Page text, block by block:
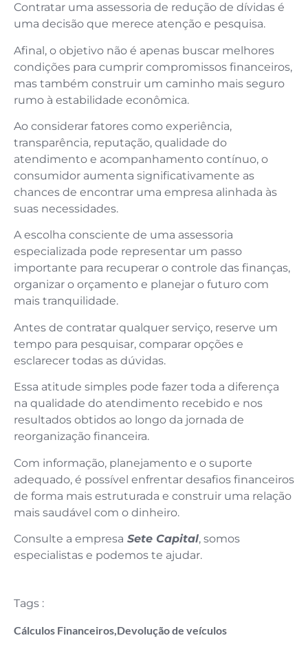
Contratar uma assessoria de redução de dívidas é
uma decisão que merece atenção e pesquisa.
Afinal, o objetivo não é apenas buscar melhores
condições para cumprir compromissos financeiros,
mas também construir um caminho mais seguro
rumo à estabilidade econômica.
Ao considerar fatores como experiência,
transparência, reputação, qualidade do
atendimento e acompanhamento contínuo, o
consumidor aumenta significativamente as
chances de encontrar uma empresa alinhada às
suas necessidades.
A escolha consciente de uma assessoria
especializada pode representar um passo
importante para recuperar o controle das finanças,
organizar o orçamento e planejar o futuro com
mais tranquilidade.
Antes de contratar qualquer serviço, reserve um
tempo para pesquisar, comparar opções e
esclarecer todas as dúvidas.
Essa atitude simples pode fazer toda a diferença
na qualidade do atendimento recebido e nos
resultados obtidos ao longo da jornada de
reorganização financeira.
Com informação, planejamento e o suporte
adequado, é possível enfrentar desafios financeiros
de forma mais estruturada e construir uma relação
mais saudável com o dinheiro.
Consulte a empresa Sete Capital, somos
especialistas e podemos te ajudar.
Tags :
Cálculos Financeiros,Devolução de veículos